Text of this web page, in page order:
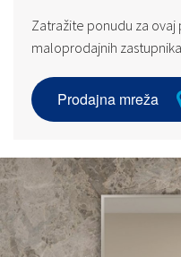
Zatražite ponudu za ovaj
maloprodajnih zastupnika
Prodajna mreža